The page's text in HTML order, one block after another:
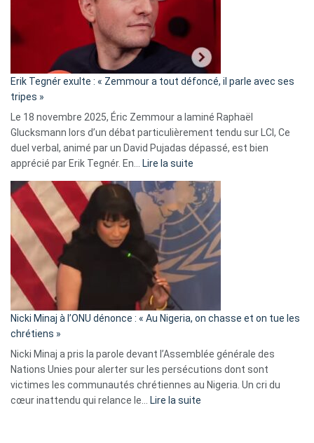
«
C’est
fake
news
»
Erik Tegnér exulte : « Zemmour a tout défoncé, il parle avec ses
tripes »
Le 18 novembre 2025, Éric Zemmour a laminé Raphaël
Glucksmann lors d’un débat particulièrement tendu sur LCI, Ce
duel verbal, animé par un David Pujadas dépassé, est bien
apprécié par Erik Tegnér. En… Lire la suite
Tegnér
exulte
« Zemmour
a
tout
parle
ses
tripes »
Nicki Minaj à l’ONU dénonce : « Au Nigeria, on chasse et on tue les
chrétiens »
Nicki Minaj a pris la parole devant l’Assemblée générale des
Nations Unies pour alerter sur les persécutions dont sont
victimes les communautés chrétiennes au Nigeria. Un cri du
cœur inattendu qui relance le… Lire la suite